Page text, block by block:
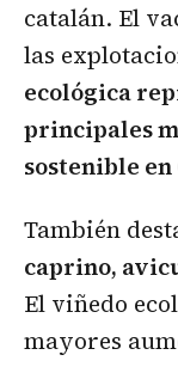
catalán. El
las
ecológica
principales
sostenible
También
caprino,
El viñedo
mayores